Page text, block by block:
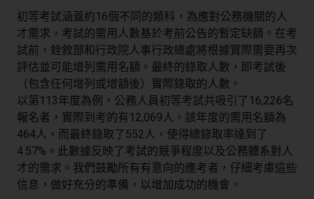
初等考試涵蓋約16個不同的類科，為應對公務機關的人
才需求，考試的需用人數基於考前公告的暫定缺額。在考
試前，銓敘部和行政院人事行政總處將根據實際需要再次
評估並可能增列需用名額。最終的錄取人數，即考試後
（包含任何增列或增額後）實際錄取的人數。
以第113年度為例，公務人員初等考試共吸引了16,226名
報名者，實際到考的有12,069人。該年度的需用名額為
464人，而最終錄取了552人，使得總錄取率達到了
4.57%。此數據反映了考試的競爭程度以及公務體系對人
才的需求。我們鼓勵所有有意向的應考者，仔細考慮這些
信息，做好充分的準備，以增加成功的機會。